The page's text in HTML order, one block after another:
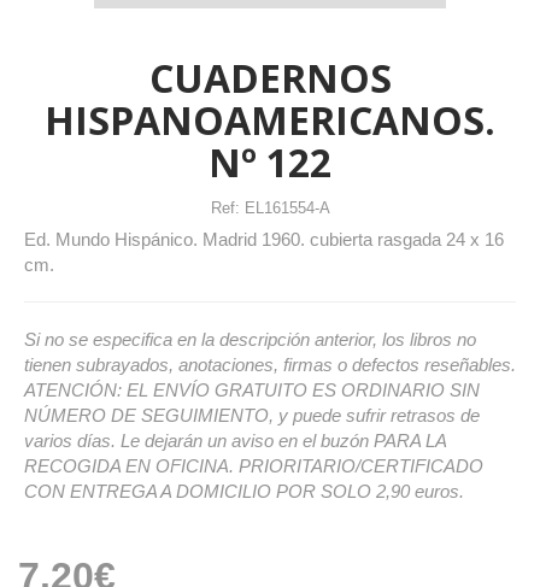
CUADERNOS
HISPANOAMERICANOS.
Nº 122
Ref: EL161554-A
Ed. Mundo Hispánico. Madrid 1960. cubierta rasgada 24 x 16
cm.
Si no se especifica en la descripción anterior, los libros no
tienen subrayados, anotaciones, firmas o defectos reseñables.
ATENCIÓN: EL ENVÍO GRATUITO ES ORDINARIO SIN
NÚMERO DE SEGUIMIENTO, y puede sufrir retrasos de
varios días. Le dejarán un aviso en el buzón PARA LA
RECOGIDA EN OFICINA. PRIORITARIO/CERTIFICADO
CON ENTREGA A DOMICILIO POR SOLO 2,90 euros.
7.20€